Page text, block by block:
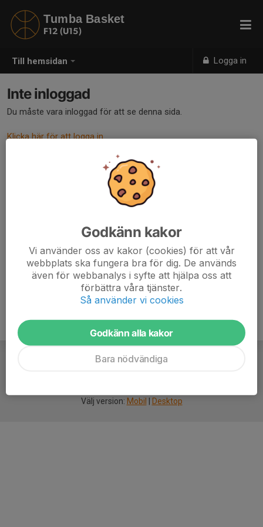
Till hemsidan Logga in
Tumba Basket
F12 (U15)
Inte inloggad
Du måste vara inloggad för att se denna sida.
Klicka här för att logga in
Välj version: Mobil Desktop
Godkänn kakor
Vi använder oss av kakor (cookies) för att vår
webbplats ska fungera bra för dig. De används
även för webbanalys i syfte att hjälpa oss att
förbättra våra tjänster.
Så använder vi cookies
Godkänn alla kakor
Bara nödvändiga